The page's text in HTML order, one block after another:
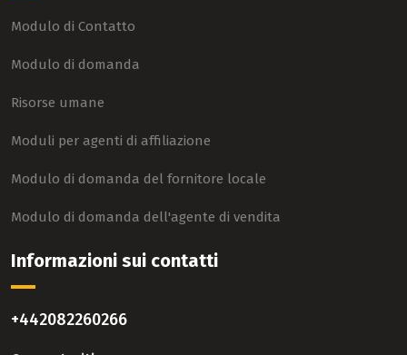
Modulo di Contatto
Modulo di domanda
Risorse umane
Moduli per agenti di affiliazione
Modulo di domanda del fornitore locale
Modulo di domanda dell'agente di vendita
Informazioni sui contatti
+442082260266